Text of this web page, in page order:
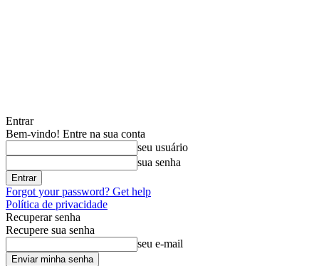
Entrar
Bem-vindo! Entre na sua conta
seu usuário
sua senha
Forgot your password? Get help
Política de privacidade
Recuperar senha
Recupere sua senha
seu e-mail